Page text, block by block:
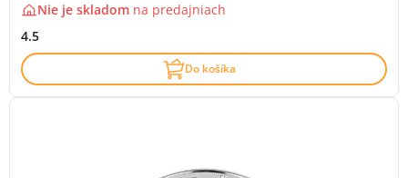
Nie je skladom na predajniach
4.5
Do košíka